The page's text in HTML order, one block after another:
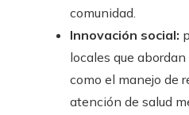
comunidad.
Innovación social:
locales que
como el manejo de
atención de salud